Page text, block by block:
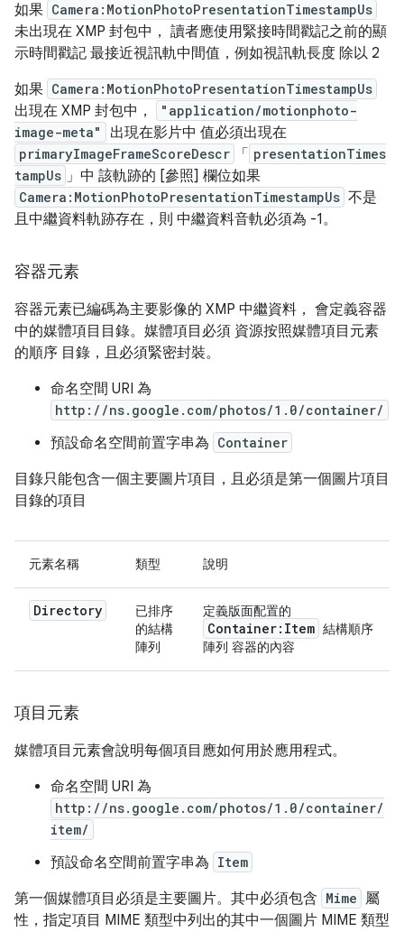
如果 Camera:MotionPhotoPresentationTimestampUs
未出現在 XMP 封包中， 讀者應使用緊接時間戳記之前的顯
示時間戳記 最接近視訊軌中間值，例如視訊軌長度 除以 2
如果 Camera:MotionPhotoPresentationTimestampUs
出現在 XMP 封包中，
"application/motionphoto-
image-meta"
出現在影片中 值必須出現在
primaryImageFrameScoreDescr 「
presentationTimes
tampUs 」中 該軌跡的 [參照] 欄位如果
Camera:MotionPhotoPresentationTimestampUs 不是
且中繼資料軌跡存在，則 中繼資料音軌必須為 -1。
容器元素
容器元素已編碼為主要影像的 XMP 中繼資料， 會定義容器
中的媒體項目目錄。媒體項目必須 資源按照媒體項目元素
的順序 目錄，且必須緊密封裝。
命名空間 URI 為
http://ns.google.com/photos/1.0/container/
預設命名空間前置字串為 Container
目錄只能包含一個主要圖片項目，且必須是第一個圖片項目
目錄的項目
元素名稱 類型 說明
Directory
已排序
的結構
陣列
定義版面配置的
Container:Item 結構順序
陣列 容器的內容
項目元素
媒體項目元素會說明每個項目應如何用於應用程式。
命名空間 URI 為
http://ns.google.com/photos/1.0/container/
item/
預設命名空間前置字串為 Item
第一個媒體項目必須是主要圖片。其中必須包含 Mime 屬
性，指定項目 MIME 類型中列出的其中一個圖片 MIME 類型